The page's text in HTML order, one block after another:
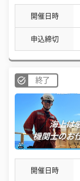
開催日時
申込締切
終了
開催日時